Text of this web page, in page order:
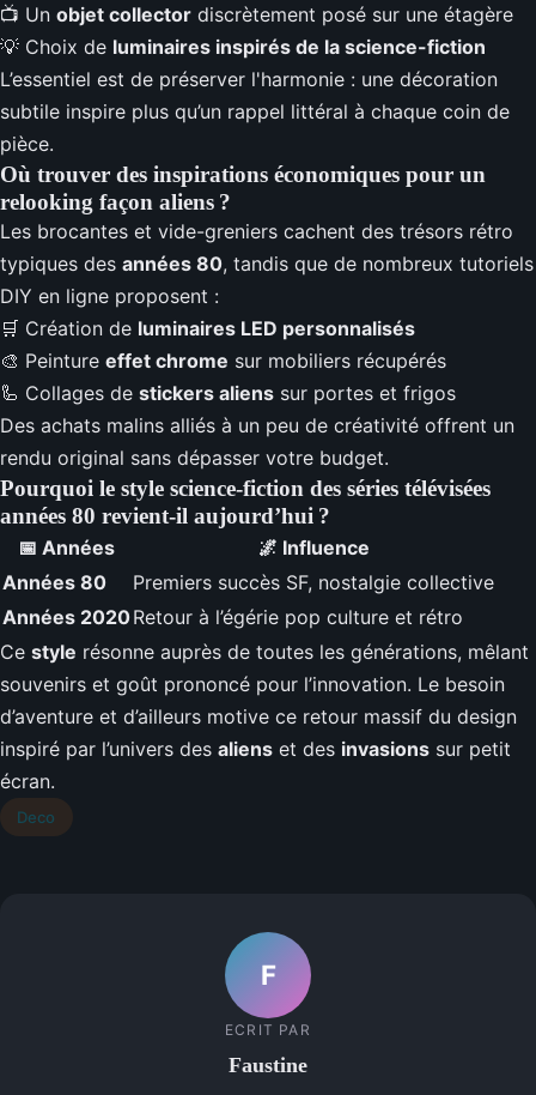
📺 Un objet collector discrètement posé sur une étagère
💡 Choix de luminaires inspirés de la science-fiction
L’essentiel est de préserver l'harmonie : une décoration
subtile inspire plus qu’un rappel littéral à chaque coin de
pièce.
Où trouver des inspirations économiques pour un
relooking façon aliens ?
Les brocantes et vide-greniers cachent des trésors rétro
typiques des années 80, tandis que de nombreux tutoriels
DIY en ligne proposent :
🛒 Création de luminaires LED personnalisés
🎨 Peinture effet chrome sur mobiliers récupérés
🦾 Collages de stickers aliens sur portes et frigos
Des achats malins alliés à un peu de créativité offrent un
rendu original sans dépasser votre budget.
Pourquoi le style science-fiction des séries télévisées
années 80 revient-il aujourd’hui ?
📅 Années
🌌 Influence
Années 80
Premiers succès SF, nostalgie collective
Années 2020Retour à l’égérie pop culture et rétro
Ce style résonne auprès de toutes les générations, mêlant
souvenirs et goût prononcé pour l’innovation. Le besoin
d’aventure et d’ailleurs motive ce retour massif du design
inspiré par l’univers des aliens et des invasions sur petit
écran.
Deco
F
ECRIT PAR
Faustine